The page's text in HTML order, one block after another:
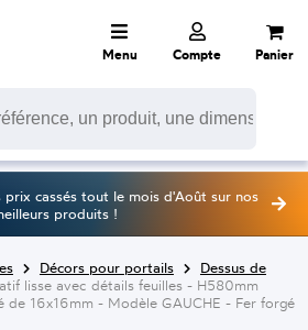
Menu Compte Panier
prix cassés tout le mois d'Août sur nos
produits !
Décors pour portails
Dessus de
lisse avec détails feuilles - H580mm
de 16x16mm - Modèle GAUCHE - Fer forgé